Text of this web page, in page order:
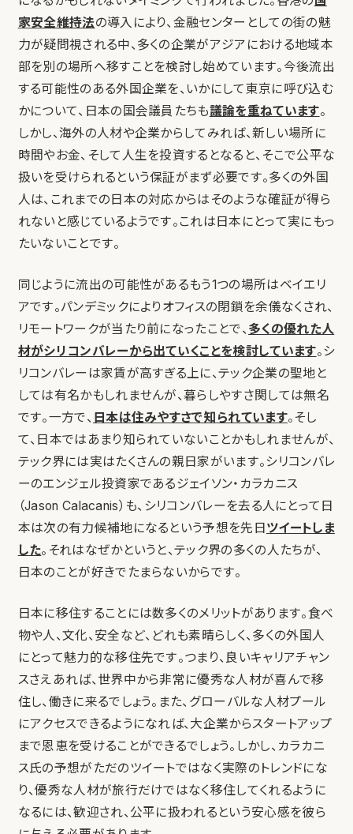
家安全維持法の導入により、金融センターとしての街の魅
力が疑問視される中、多くの企業がアジアにおける地域本
部を別の場所へ移すことを検討し始めています。今後流出
する可能性のある外国企業を、いかにして東京に呼び込む
かについて、日本の国会議員たちも議論を重ねています。
しかし、海外の人材や企業からしてみれば、新しい場所に
時間やお金、そして人生を投資するとなると、そこで公平な
扱いを受けられるという保証がまず必要です。多くの外国
人は、これまでの日本の対応からはそのような確証が得ら
れないと感じているようです。これは日本にとって実にもっ
たいないことです。
同じように流出の可能性があるもう1つの場所はベイエリ
アです。パンデミックによりオフィスの閉鎖を余儀なくされ、
リモートワークが当たり前になったことで、 多くの優れた人
材がシリコンバレーから出ていくことを検討しています。シ
リコンバレーは家賃が高すぎる上に、テック企業の聖地と
しては有名かもしれませんが、暮らしやすさ関しては無名
です。一方で、 日本は住みやすさで知られています。そし
て、日本ではあまり知られていないことかもしれませんが、
テック界には実はたくさんの親日家がいます。シリコンバレ
ーのエンジェル投資家であるジェイソン・カラカニス
（Jason Calacanis）も、シリコンバレーを去る人にとって日
本は次の有力候補地になるという予想を先日 ツイートしま
した。それはなぜかというと、テック界の多くの人たちが、
日本のことが好きでたまらないからです。
日本に移住することには数多くのメリットがあります。食べ
物や人、文化、安全など、どれも素晴らしく、多くの外国人
にとって魅力的な移住先です。つまり、良いキャリアチャン
スさえあれば、世界中から非常に優秀な人材が喜んで移
住し、働きに来るでしょう。また、グローバルな人材プール
にアクセスできるようになれば、大企業からスタートアップ
まで恩恵を受けることができるでしょう。しかし、カラカニ
ス氏の予想がただのツイートではなく実際のトレンドにな
り、優秀な人材が旅行だけではなく移住してくれるように
なるには、歓迎され、公平に扱われるという安心感を彼ら